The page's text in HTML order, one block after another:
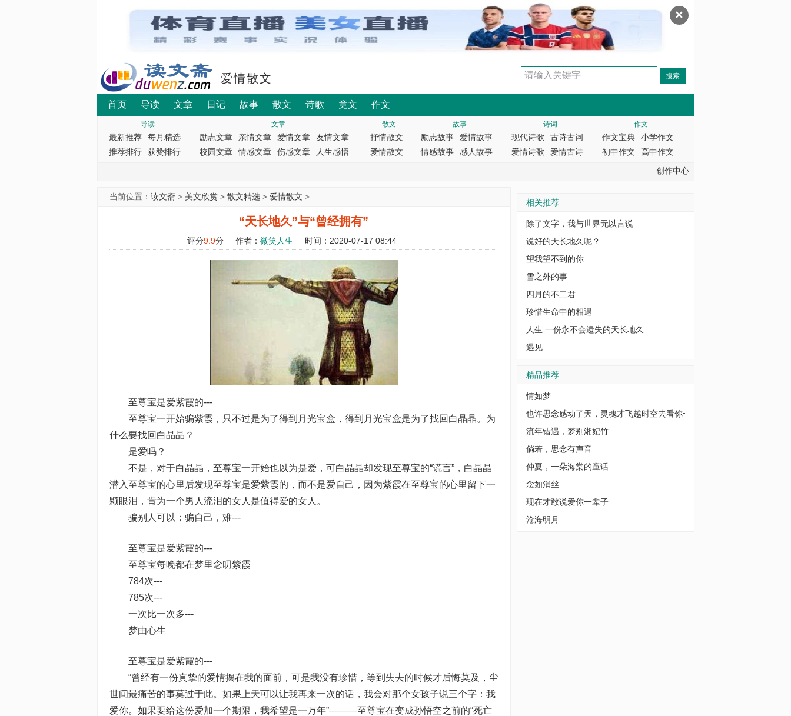
✕
爱情散文
首页 导读 文章 日记 故事 散文 诗歌 竟文 作文
导读
最新推荐
每月精选
推荐排行
获赞排行
文章
励志文章 亲情文章 爱情文章
友情文章
校园文章
情感文章 伤感文章 人生感悟
散文
抒情散文
爱情散文
故事
励志故事
爱情故事
情感故事
感人故事
诗词
现代诗歌
古诗古词
爱情诗歌
爱情古诗
作文
作文宝典
小学作文
初中作文
高中作文
创作中心
当前位置： 读文斋> 美文欣赏> 散文精选> 爱情散文 >
“天长地久”与“曾经拥有”
评分9.9分 作者： 微笑人生 时间：2020-07-17 08:44
至尊宝是爱紫霞的---
至尊宝一开始骗紫霞，只不过是为了得到月光宝盒，得到月光宝盒是为了找回白晶晶。为
什么要找回白晶晶？
是爱吗？
不是，对于白晶晶，至尊宝一开始也以为是爱，可白晶晶却发现至尊宝的“谎言”，白晶晶
潜入至尊宝的心里后发现至尊宝是爱紫霞的，而不是爱自己，因为紫霞在至尊宝的心里留下一
颗眼泪，肯为一个男人流泪的女人是值得爱的女人。
骗别人可以；骗自己，难---
至尊宝是爱紫霞的---
至尊宝每晚都在梦里念叨紫霞
784次---
785次---
一次比一次多---
梦由心生
至尊宝是爱紫霞的---
“曾经有一份真挚的爱情摆在我的面前，可是我没有珍惜，等到失去的时候才后悔莫及，尘
世间最痛苦的事莫过于此。如果上天可以让我再来一次的话，我会对那个女孩子说三个字：我
爱你。如果要给这份爱加一个期限，我希望是一万年”———至尊宝在变成孙悟空之前的“死亡
相关推荐
除了文字，我与世界无以言说
说好的天长地久呢？
望我望不到的你
雪之外的事
四月的不二君
珍惜生命中的相遇
人生 一份永不会遗失的天长地久
遇见
精品推荐
情如梦
也许思念感动了天，灵魂才飞越时空去看你一
流年错遇，梦别湘妃竹
倘若，思念有声音
仲夏，一朵海棠的童话
念如涓丝
现在才敢说爱你一辈子
沧海明月